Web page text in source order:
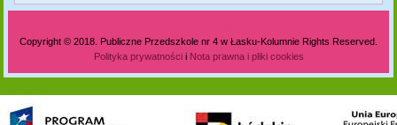
Copyright © 2018. Publiczne Przedszkole nr 4 w Łasku-Kolumnie Rights Reserved.
Polityka prywatnościi Nota prawna i pliki cookies